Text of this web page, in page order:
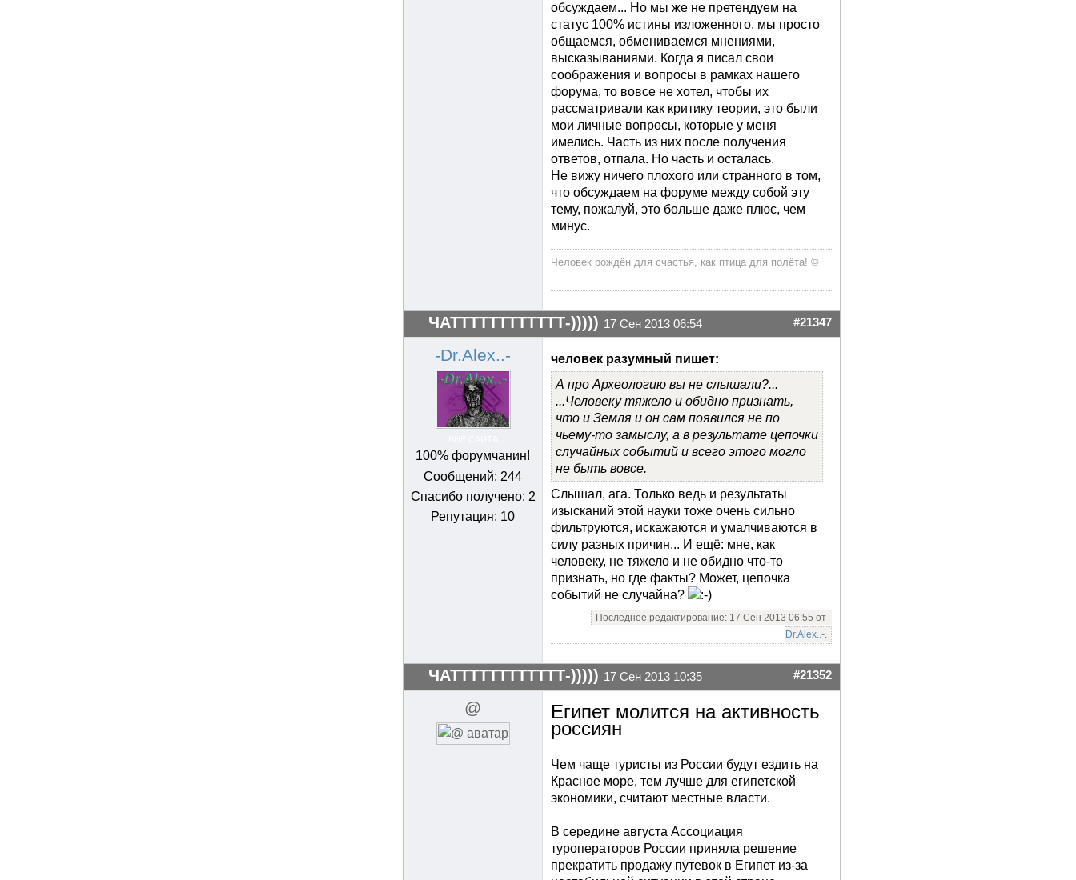
обсуждаем... Но мы же не претендуем на
статус 100% истины изложенного, мы просто
общаемся, обмениваемся мнениями,
высказываниями. Когда я писал свои
соображения и вопросы в рамках нашего
форума, то вовсе не хотел, чтобы их
рассматривали как критику теории, это были
мои личные вопросы, которые у меня
имелись. Часть из них после получения
ответов, отпала. Но часть и осталась.
Не вижу ничего плохого или странного в том,
что обсуждаем на форуме между собой эту
тему, пожалуй, это больше даже плюс, чем
минус.
Человек рождён для счастья, как птица для полёта! ©
ЧАТТТТТТТТТТТТ-))))) 17 Сен 2013 06:54 #21347
-Dr.Alex..-
100% форумчанин!
Сообщений: 244
Спасибо получено: 2
Репутация: 10
человек разумный пишет:
А про Археологию вы не слышали?...
...Человеку тяжело и обидно признать,
что и Земля и он сам появился не по
чьему-то замыслу, а в результате цепочки
случайных событий и всего этого могло
не быть вовсе.
Слышал, ага. Только ведь и результаты
изысканий этой науки тоже очень сильно
фильтруются, искажаются и умалчиваются в
силу разных причин... И ещё: мне, как
человеку, не тяжело и не обидно что-то
признать, но где факты? Может, цепочка
событий не случайна?
Последнее редактирование: 17 Сен 2013 06:55 от -
Dr.Alex..-.
ЧАТТТТТТТТТТТТ-))))) 17 Сен 2013 10:35 #21352
@ Египет молится на активность
россиян
Чем чаще туристы из России будут ездить на
Красное море, тем лучше для египетской
экономики, считают местные власти.
В середине августа Ассоциация
туроператоров России приняла решение
прекратить продажу путевок в Египет из-за